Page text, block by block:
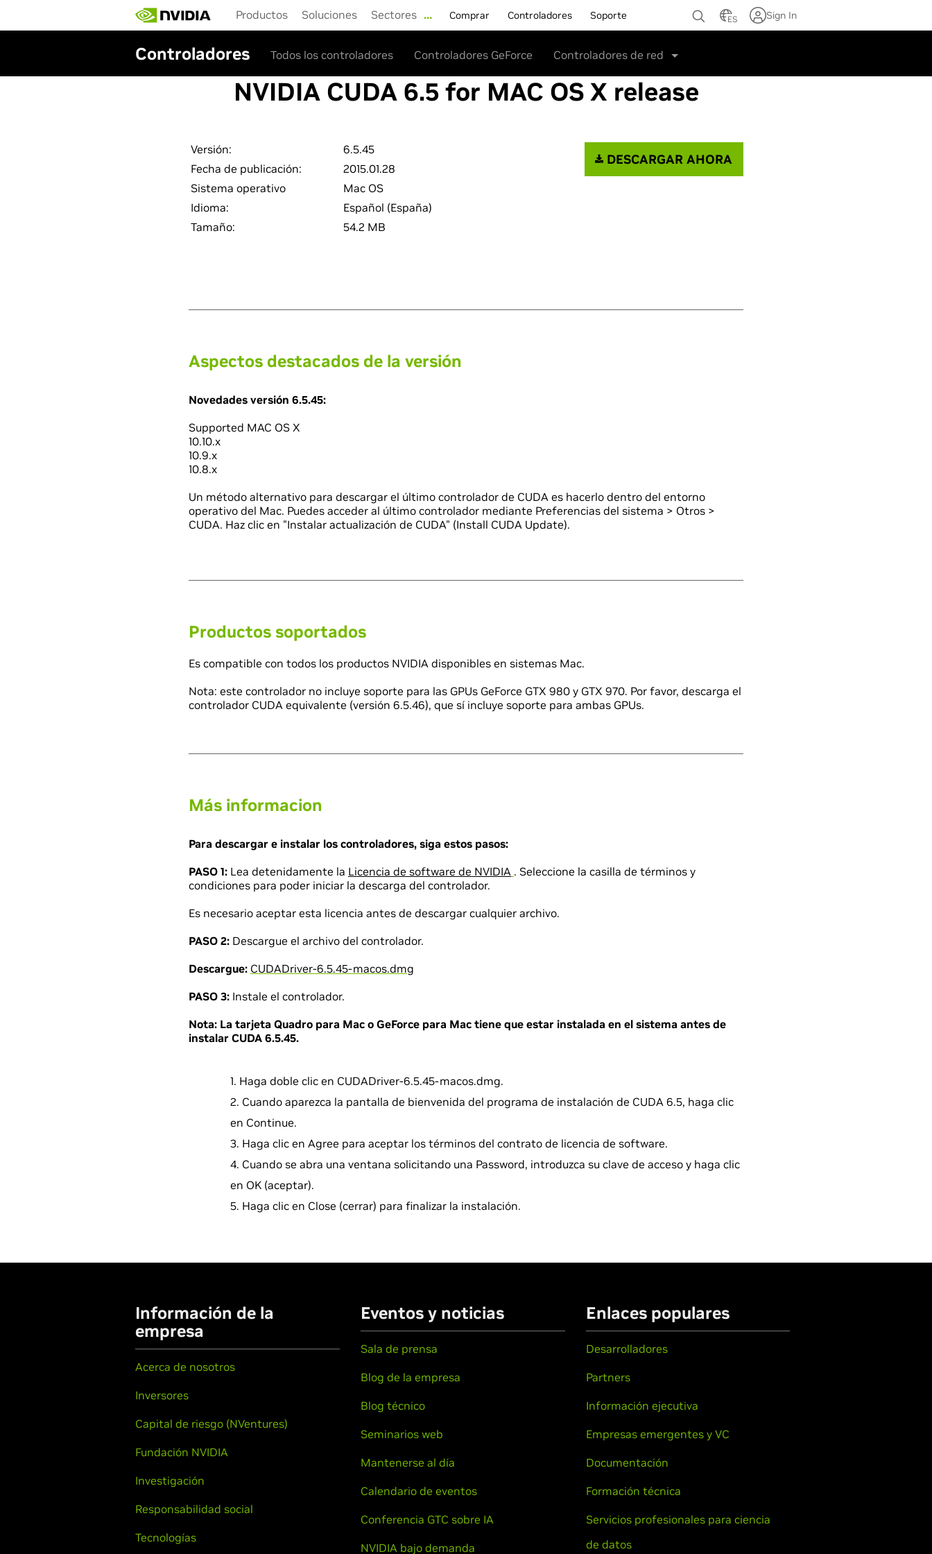
main
Productos Soluciones Sectores … Comprar Controladores Soporte ES Sign In
Controladores Todos los controladores Controladores GeForce Controladores de red
NVIDIA CUDA 6.5 for MAC OS X release
Versión:
6.5.45
Fecha de publicación:
2015.01.28
Sistema operativo
Mac OS
Idioma:
Español (España)
Tamaño:
54.2 MB
DESCARGAR AHORA
Aspectos destacados de la versión
Novedades versión 6.5.45:
Supported MAC OS X
10.10.x
10.9.x
10.8.x
Un método alternativo para descargar el último controlador de CUDA es hacerlo dentro del entorno
operativo del Mac. Puedes acceder al último controlador mediante Preferencias del sistema > Otros >
CUDA. Haz clic en "Instalar actualización de CUDA" (Install CUDA Update).
Productos soportados
Es compatible con todos los productos NVIDIA disponibles en sistemas Mac.
Nota: este controlador no incluye soporte para las GPUs GeForce GTX 980 y GTX 970. Por favor, descarga el
controlador CUDA equivalente (versión 6.5.46), que sí incluye soporte para ambas GPUs.
Más informacion
Para descargar e instalar los controladores, siga estos pasos:
PASO 1: Lea detenidamente la Licencia de software de NVIDIA . Seleccione la casilla de términos y
condiciones para poder iniciar la descarga del controlador.
Es necesario aceptar esta licencia antes de descargar cualquier archivo.
PASO 2: Descargue el archivo del controlador.
Descargue: CUDADriver-6.5.45-macos.dmg
PASO 3: Instale el controlador.
Nota: La tarjeta Quadro para Mac o GeForce para Mac tiene que estar instalada en el sistema antes de
instalar CUDA 6.5.45.
Haga doble clic en CUDADriver-6.5.45-macos.dmg.
Cuando aparezca la pantalla de bienvenida del programa de instalación de CUDA 6.5, haga clic
en Continue.
Haga clic en Agree para aceptar los términos del contrato de licencia de software.
Cuando se abra una ventana solicitando una Password, introduzca su clave de acceso y haga clic
en OK (aceptar).
Haga clic en Close (cerrar) para finalizar la instalación.
Información de la
empresa
Acerca de nosotros
Inversores
Capital de riesgo (NVentures)
Fundación NVIDIA
Investigación
Responsabilidad social
Tecnologías
Eventos y noticias
Sala de prensa
Blog de la empresa
Blog técnico
Seminarios web
Mantenerse al día
Calendario de eventos
Conferencia GTC sobre IA
NVIDIA bajo demanda
Enlaces populares
Desarrolladores
Partners
Información ejecutiva
Empresas emergentes y VC
Documentación
Formación técnica
Servicios profesionales para ciencia
de datos